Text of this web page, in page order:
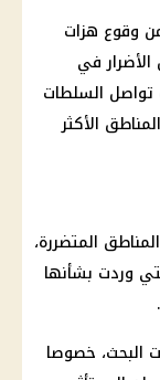
وقوع هزات
في
تواصل السلطات
الأكثر
المتضررة،
وردت بشأنها
البحث، خصوصا